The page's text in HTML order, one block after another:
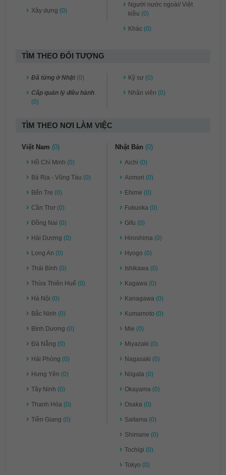
Xây dựng (0)
Người nước ngoài/ Việt
kiều (0)
Khác (0)
TÌM THEO ĐỐI TƯỢNG
Đã từng ở Nhật (0)
Cấp quản lý điều hành
(0)
Kỹ sư (0)
Nhân viên (0)
TÌM THEO NƠI LÀM VIỆC
Việt Nam (0)
Hồ Chí Minh (0)
Bà Rịa - Vũng Tàu (0)
Bến Tre (0)
Cần Thơ (0)
Đồng Nai (0)
Hải Dương (0)
Long An (0)
Thái Bình (0)
Thừa Thiên Huế (0)
Hà Nội (0)
Bắc Ninh (0)
Bình Dương (0)
Đà Nẵng (0)
Hải Phòng (0)
Hưng Yên (0)
Tây Ninh (0)
Thanh Hóa (0)
Tiền Giang (0)
Nhật Bản (0)
Aichi (0)
Aomori (0)
Ehime (0)
Fukuoka (0)
Gifu (0)
Hiroshima (0)
Hyogo (0)
Ishikawa (0)
Kagawa (0)
Kanagawa (0)
Kumamoto (0)
Mie (0)
Miyazaki (0)
Nagasaki (0)
Niigata (0)
Okayama (0)
Osaka (0)
Saitama (0)
Shimane (0)
Tochigi (0)
Tokyo (0)